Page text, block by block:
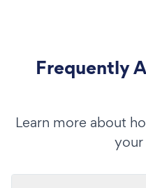
Frequently
Learn more about
your